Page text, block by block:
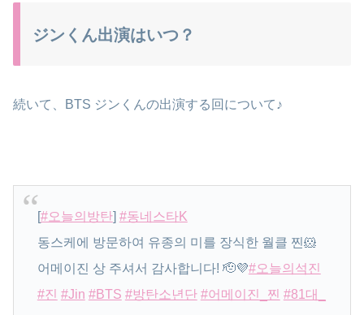
ジンくん出演はいつ？
続いて、BTS ジンくんの出演する回について♪
#오늘의방탄] #동네스타K
동스케에 방문하여 유종의 미를 장식한 월클 찐🐹
어메이진 상 주셔서 감사합니다! 🫡💜#오늘의석진
#진 #Jin #BTS #방탄소년단 #어메이진_찐 #81대_